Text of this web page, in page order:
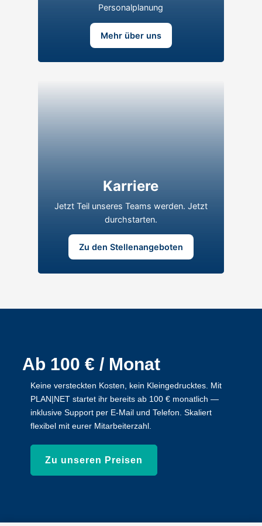
Personalplanung
Mehr über uns
SynComNet
Jetzt Teil unseres Teams werden
Karriere
Jetzt Teil unseres Teams werden. Jetzt
durchstarten.
Zu den Stellenangeboten
Karriere bei
SynComNet
Jetzt Teil unseres Teams werden
Ab 100 € / Monat
Keine versteckten Kosten, kein Kleingedrucktes. Mit
PLAN|NET startet ihr bereits ab 100 € monatlich —
inklusive Support per E-Mail und Telefon. Skaliert
flexibel mit eurer Mitarbeiterzahl.
Zu unseren Preisen